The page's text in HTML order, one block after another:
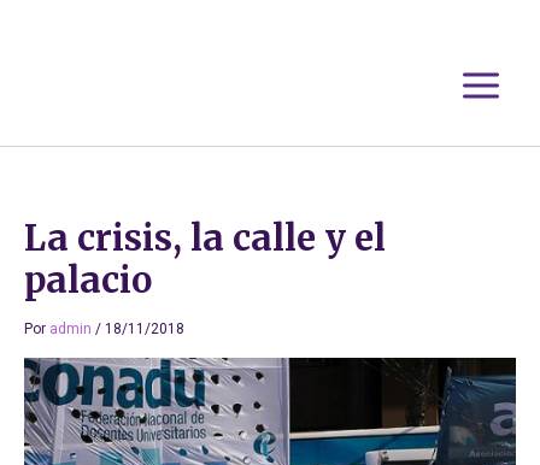
La crisis, la calle y el
palacio
Por admin / 18/11/2018